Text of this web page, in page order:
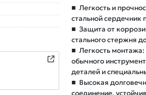
■ Легкость и
стальной сердечник
■ Защита от
стального стержня
■ Легкость
обычного
деталей и
■ Высокая
соединение,